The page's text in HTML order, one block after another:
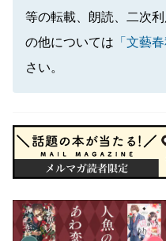
等の転載、朗読、二次
の他については 「文藝
さい。